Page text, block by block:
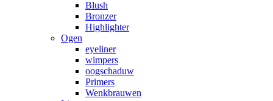
Blush
Bronzer
Highlighter
Ogen
eyeliner
wimpers
oogschaduw
Primers
Wenkbrauwen